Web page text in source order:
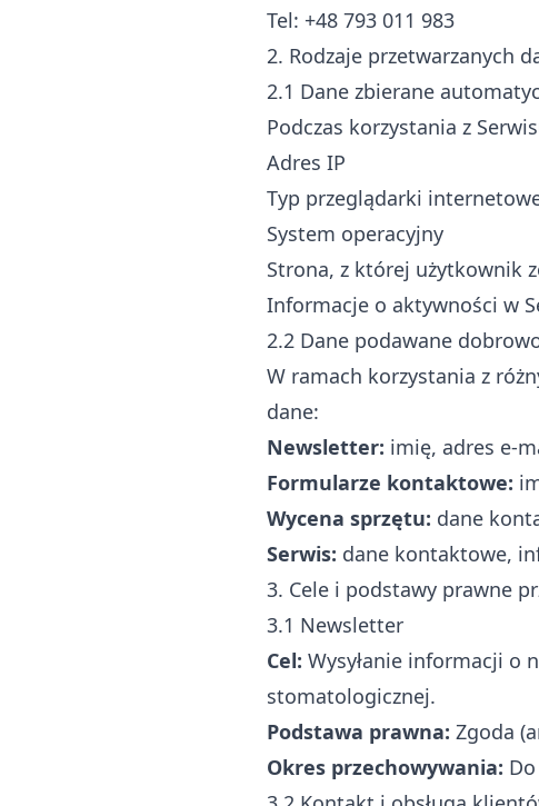
Tel: +48 793 011 983
2. Rodzaje przetwarzanych
2.1 Dane zbierane
Podczas korzystania z
Adres IP
Typ przeglądarki
System operacyjny
Strona, z której użytkownik
Informacje o aktywności w
2.2 Dane podawane
W ramach korzystania z
dane:
Newsletter: imię, adres e-
Formularze kontaktowe:
Wycena sprzętu: dane
Serwis: dane kontaktowe,
3. Cele i podstawy prawne
3.1 Newsletter
Cel: Wysyłanie informacji o
stomatologicznej.
Podstawa prawna: Zgoda
Okres przechowywania: